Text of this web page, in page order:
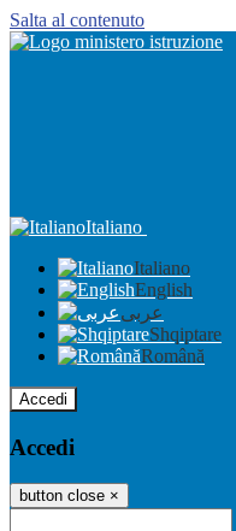
Salta al contenuto
Italiano
Italiano
English
عربى
Shqiptare
Română
Accedi
Accedi
button close ×